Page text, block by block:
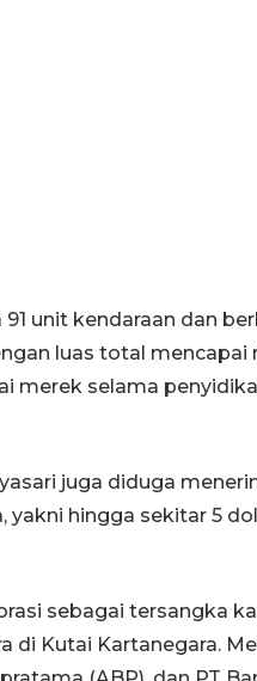
unit kendaraan dan
luas total mencapai
merek selama
juga diduga
hingga sekitar 5
sebagai tersangka
di Kutai Kartanegara.
July 2026 14:08 WIB